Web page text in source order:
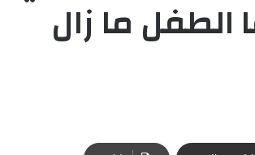
ما زال